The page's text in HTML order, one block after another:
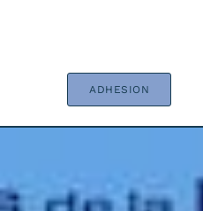
ADHESION